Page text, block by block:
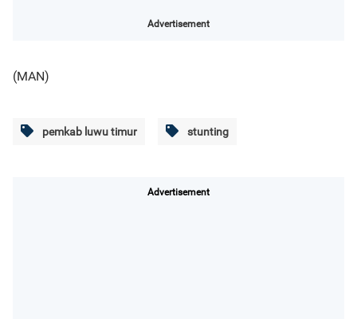
Advertisement
(MAN)
pemkab luwu timur stunting
Advertisement